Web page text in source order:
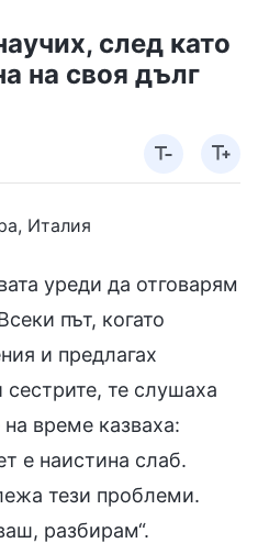
след като
на своя дълг
Италия
уреди да отговарям
път, когато
и предлагах
сестрите, те слушаха
време казваха:
е наистина слаб.
тези проблеми.
разбирам“.